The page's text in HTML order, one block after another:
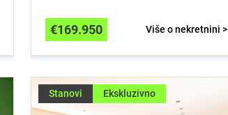
Više o nekretnini >
€169.950
Stanovi Ekskluzivno